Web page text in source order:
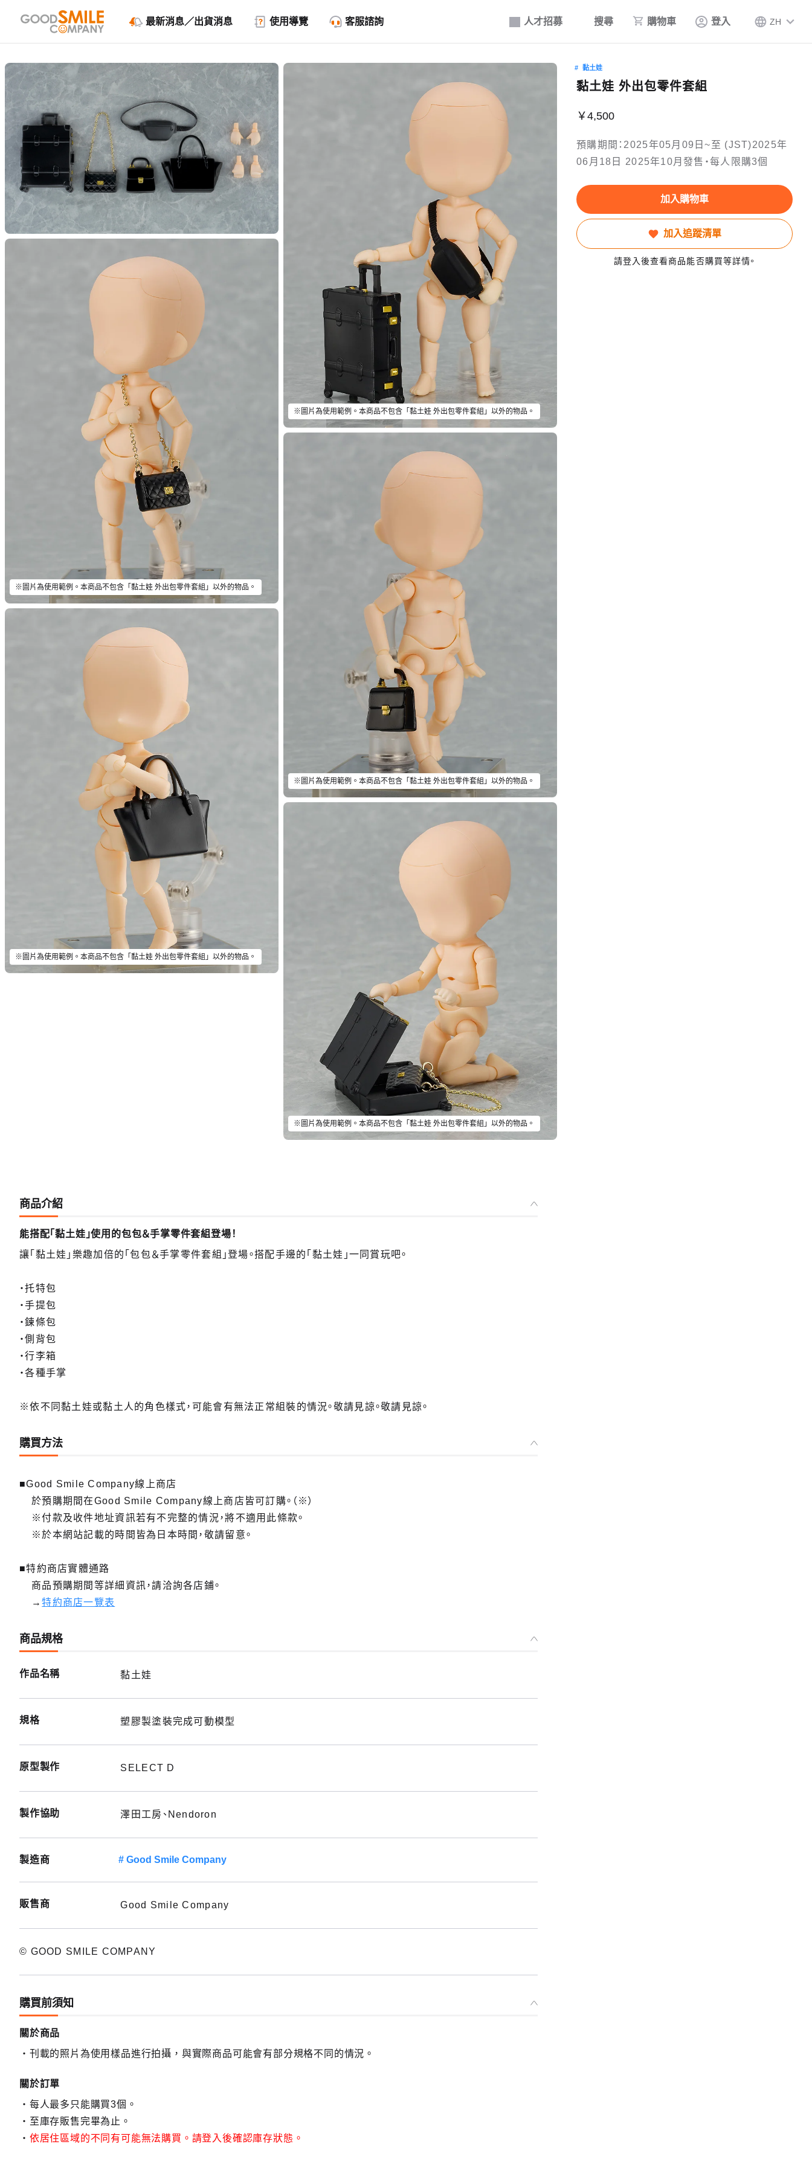
人才招募 搜尋 購物車 登入 ZH
最新消息／出貨消息 使用導覽 客服諮詢
※圖片為使用範例。本商品不包含「黏土娃 外出包零件套組」以外的物品。
※圖片為使用範例。本商品不包含「黏土娃 外出包零件套組」以外的物品。
※圖片為使用範例。本商品不包含「黏土娃 外出包零件套組」以外的物品。
※圖片為使用範例。本商品不包含「黏土娃 外出包零件套組」以外的物品。
※圖片為使用範例。本商品不包含「黏土娃 外出包零件套組」以外的物品。
黏土娃
黏土娃 外出包零件套組
￥4,500
預購期間：2025年05月09日~至 (JST)2025年
06月18日 2025年10月發售・每人限購3個
加入購物車
加入追蹤清單
請登入後查看商品能否購買等詳情。
商品介紹
能搭配「黏土娃」使用的包包＆手掌零件套組登場！
讓「黏土娃」樂趣加倍的「包包＆手掌零件套組」登場。搭配手邊的「黏土娃」一同賞玩吧。
・托特包
・手提包
・鍊條包
・側背包
・行李箱
・各種手掌
※依不同黏土娃或黏土人的角色樣式，可能會有無法正常組裝的情況。敬請見諒。敬請見諒。
購買方法
■Good Smile Company線上商店
於預購期間在Good Smile Company線上商店皆可訂購。（※）
※付款及收件地址資訊若有不完整的情況，將不適用此條款。
※於本網站記載的時間皆為日本時間，敬請留意。
■特約商店實體通路
商品預購期間等詳細資訊，請洽詢各店鋪。
→特約商店一覽表
商品規格
作品名稱 黏土娃
規格 塑膠製塗裝完成可動模型
原型製作 SELECT D
製作協助 澤田工房、Nendoron
製造商 Good Smile Company
販售商 Good Smile Company
© GOOD SMILE COMPANY
購買前須知
關於商品
刊載的照片為使用樣品進行拍攝，與實際商品可能會有部分規格不同的情況。
關於訂單
每人最多只能購買3個。
至庫存販售完畢為止。
依居住區域的不同有可能無法購買。請登入後確認庫存狀態。